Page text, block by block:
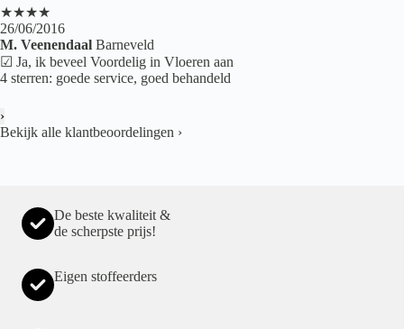
★★★★
26/06/2016
M. Veenendaal Barneveld
☑ Ja, ik beveel Voordelig in Vloeren aan
4 sterren: goede service, goed behandeld
›
Bekijk alle klantbeoordelingen ›
De beste kwaliteit &
de scherpste prijs!
Eigen stoffeerders